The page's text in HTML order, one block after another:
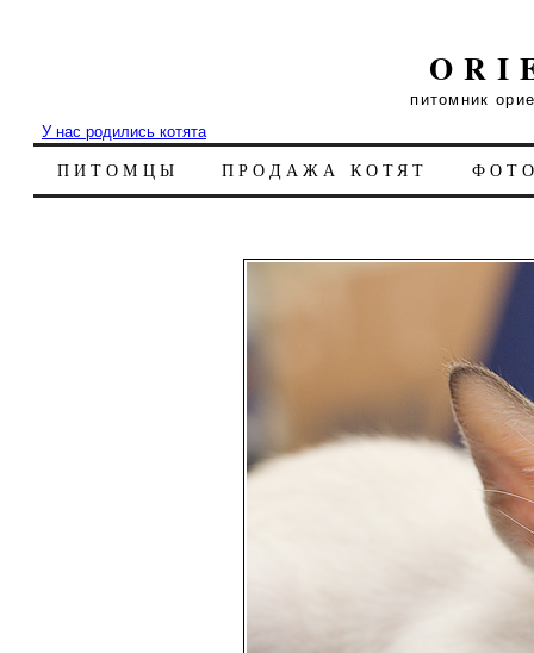
питомник
У нас родились котята
ПИТОМЦЫ ПРОДАЖА КОТЯТ